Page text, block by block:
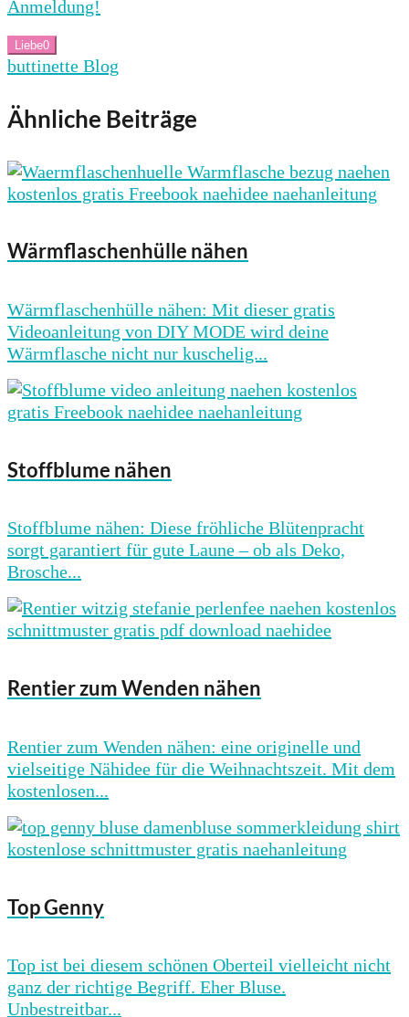
Anmeldung!
Liebe0
buttinette Blog
Ähnliche Beiträge
Wärmflaschenhülle nähen
Wärmflaschenhülle nähen: Mit dieser gratis
Videoanleitung von DIY MODE wird deine
Wärmflasche nicht nur kuschelig...
Stoffblume nähen
Stoffblume nähen: Diese fröhliche Blütenpracht
sorgt garantiert für gute Laune – ob als Deko,
Brosche...
Rentier zum Wenden nähen
Rentier zum Wenden nähen: eine originelle und
vielseitige Nähidee für die Weihnachtszeit. Mit dem
kostenlosen...
Top Genny
Top ist bei diesem schönen Oberteil vielleicht nicht
ganz der richtige Begriff. Eher Bluse.
Unbestreitbar...